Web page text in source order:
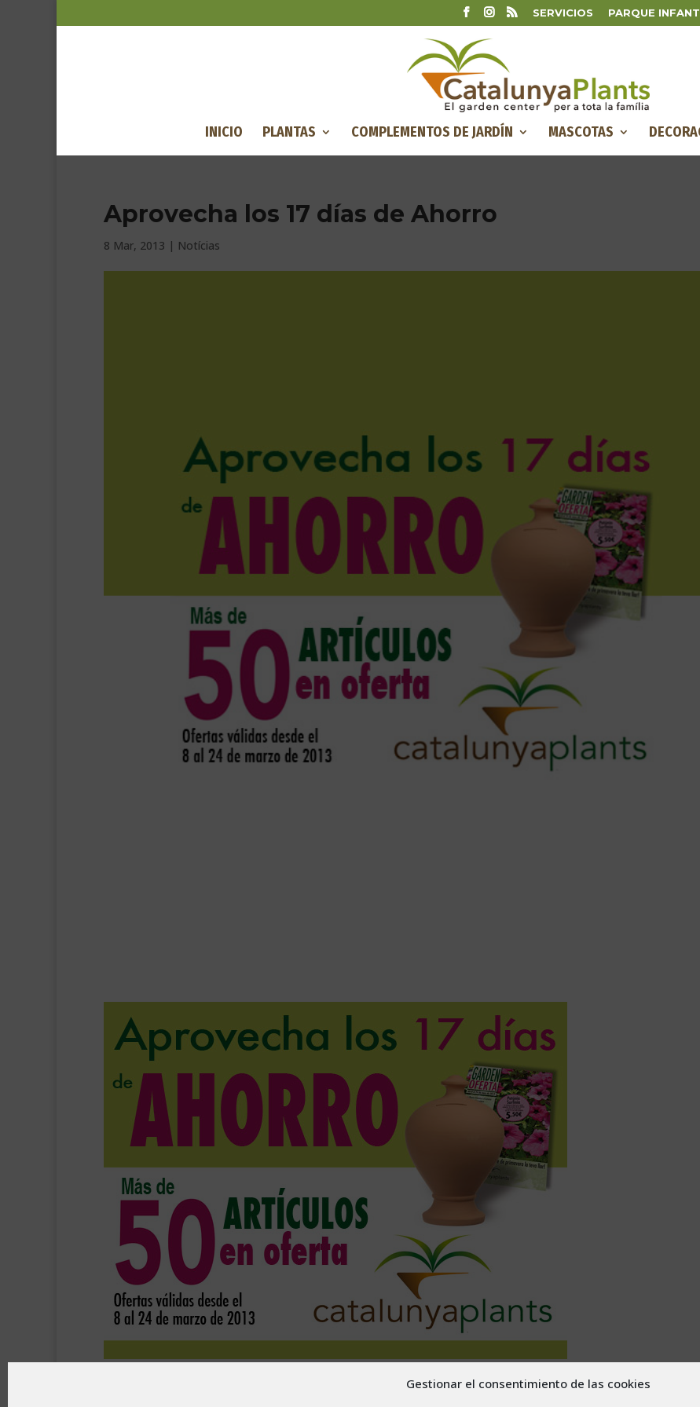
Gestionar el consentimiento de las cookies
SERVICIOS PARQUE
INICIO PLANTAS COMPLEMENTOS DE JARDÍN MASCOTAS
Aprovecha los 17 días de Ahorro
8 Mar, 2013 | Notícias